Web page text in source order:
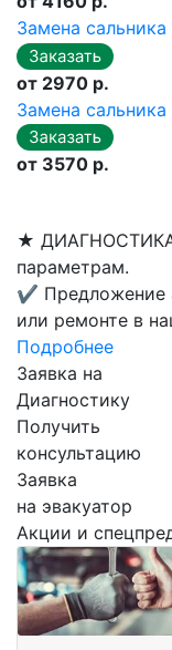
Замена
от 2970 р.
Замена
от 3570 р.
★ ДИАГНОСТИКА
параметрам.
✔ Предложение
или ремонте в
Подробнее
Заявка на
Диагностику
Получить
консультацию
Заявка
на эвакуатор
Акции и